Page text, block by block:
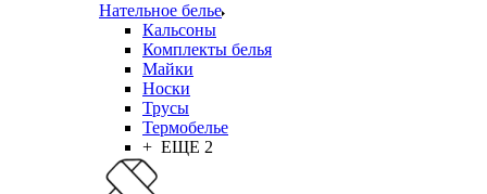
Нательное белье
Кальсоны
Комплекты белья
Майки
Носки
Трусы
Термобелье
+ ЕЩЕ 2